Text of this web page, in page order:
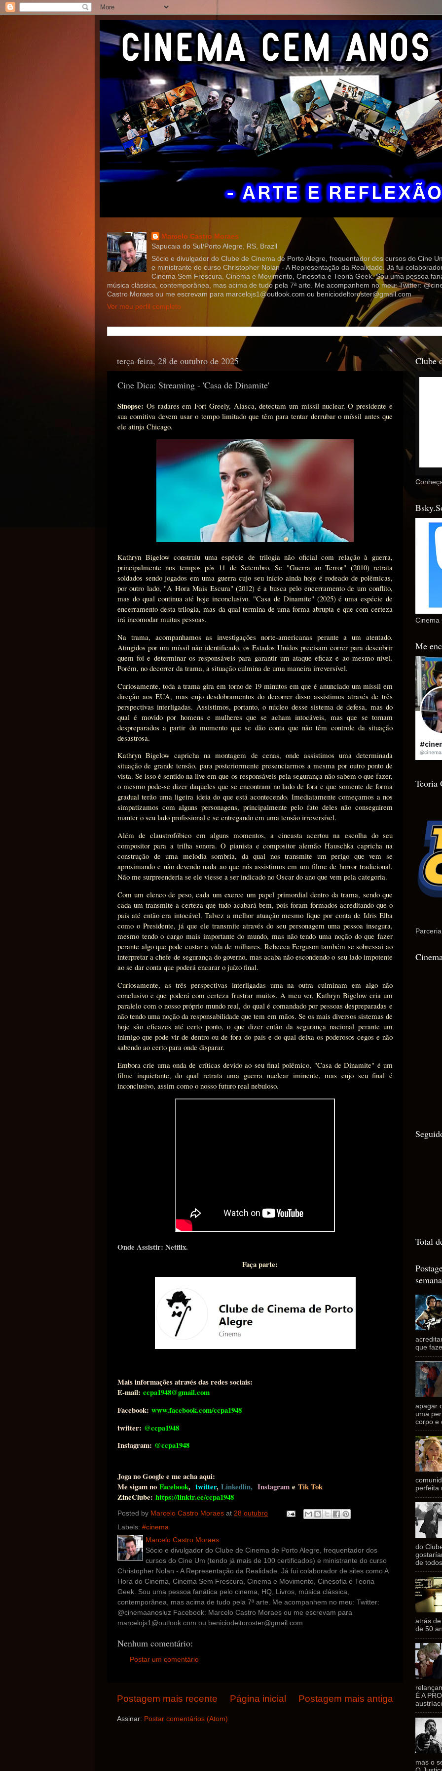
Marcelo Castro Moraes
Sapucaia do Sul/Porto Alegre, RS, Brazil
Sócio e divulgador do Clube de Cinema de Porto Alegre, frequentador dos cursos do Cine
e ministrante do curso Christopher Nolan - A Representação da Realidade. Já fui
Cinema Sem Frescura, Cinema e Movimento, Cinesofia e Teoria Geek. Sou uma pessoa
música clássica, contemporânea, mas acima de tudo pela 7ª arte. Me acompanhem no meu: Twitter:
Castro Moraes ou me escrevam para marcelojs1@outlook.com ou beniciodeltoroster@gmail.com
Ver meu perfil completo
terça-feira, 28 de outubro de 2025
Cine Dica: Streaming - 'Casa de Dinamite'
Sinopse: Os radares em Fort Greely, Alasca, detectam um míssil nuclear. O presidente e
sua comitiva devem usar o tempo limitado que têm para tentar derrubar o míssil antes que
ele atinja Chicago.
Kathryn Bigelow construiu uma espécie de trilogia não oficial com relação à guerra,
principalmente nos tempos pós 11 de Setembro. Se "Guerra ao Terror" (2010) retrata
soldados sendo jogados em uma guerra cujo seu início ainda hoje é rodeado de polêmicas,
por outro lado, "A Hora Mais Escura" (2012) é a busca pelo encerramento de um conflito,
mas do qual continua até hoje inconclusivo. "Casa de Dinamite" (2025) é uma espécie de
encerramento desta trilogia, mas da qual termina de uma forma abrupta e que com certeza
irá incomodar muitas pessoas.
Na trama, acompanhamos as investigações norte-americanas perante a um atentado.
Atingidos por um míssil não identificado, os Estados Unidos precisam correr para descobrir
quem foi e determinar os responsáveis para garantir um ataque eficaz e ao mesmo nível.
Porém, no decorrer da trama, a situação culmina de uma maneira irreversível.
Curiosamente, toda a trama gira em torno de 19 minutos em que é anunciado um míssil em
direção aos EUA, mas cujo desdobramentos do decorrer disso assistimos através de três
perspectivas interligadas. Assistimos, portanto, o núcleo desse sistema de defesa, mas do
qual é movido por homens e mulheres que se acham intocáveis, mas que se tornam
despreparados a partir do momento que se dão conta que não têm controle da situação
desastrosa.
Kathryn Bigelow capricha na montagem de cenas, onde assistimos uma determinada
situação de grande tensão, para posteriormente presenciarmos a mesma por outro ponto de
vista. Se isso é sentido na live em que os responsáveis pela segurança não sabem o que fazer,
o mesmo pode-se dizer daqueles que se encontram no lado de fora e que somente de forma
gradual terão uma ligeira ideia do que está acontecendo. Imediatamente começamos a nos
simpatizamos com alguns personagens, principalmente pelo fato deles não conseguirem
manter o seu lado profissional e se entregando em uma tensão irreversível.
Além de claustrofóbico em alguns momentos, a cineasta acertou na escolha do seu
compositor para a trilha sonora. O pianista e compositor alemão Hauschka capricha na
construção de uma melodia sombria, da qual nos transmite um perigo que vem se
aproximando e não devendo nada ao que nós assistimos em um filme de horror tradicional.
Não me surpreenderia se ele viesse a ser indicado no Oscar do ano que vem pela categoria.
Com um elenco de peso, cada um exerce um papel primordial dentro da trama, sendo que
cada um transmite a certeza que tudo acabará bem, pois foram formados acreditando que o
país até então era intocável. Talvez a melhor atuação mesmo fique por conta de Idris Elba
como o Presidente, já que ele transmite através do seu personagem uma pessoa insegura,
mesmo tendo o cargo mais importante do mundo, mas não tendo uma noção do que fazer
perante algo que pode custar a vida de milhares. Rebecca Ferguson também se sobressai ao
interpretar a chefe de segurança do governo, mas acaba não escondendo o seu lado impotente
ao se dar conta que poderá encarar o juízo final.
Curiosamente, as três perspectivas interligadas uma na outra culminam em algo não
conclusivo e que poderá com certeza frustrar muitos. A meu ver, Kathryn Bigelow cria um
paralelo com o nosso próprio mundo real, do qual é comandado por pessoas despreparadas e
não tendo uma noção da responsabilidade que tem em mãos. Se os mais diversos sistemas de
hoje são eficazes até certo ponto, o que dizer então da segurança nacional perante um
inimigo que pode vir de dentro ou de fora do país e do qual deixa os poderosos cegos e não
sabendo ao certo para onde disparar.
Embora crie uma onda de críticas devido ao seu final polêmico, "Casa de Dinamite" é um
filme inquietante, do qual retrata uma guerra nuclear iminente, mas cujo seu final é
inconclusivo, assim como o nosso futuro real nebuloso.
Onde Assistir: Netflix.
Faça parte:
Mais informações através das redes sociais:
E-mail: ccpa1948@gmail.com
Facebook: www.facebook.com/ccpa1948
twitter: @ccpa1948
Instagram: @ccpa1948
Joga no Google e me acha aqui:
Me sigam no Facebook, twitter, Linkedlin, Instagram e Tik Tok
ZineClube: https://linktr.ee/ccpa1948
Posted by Marcelo Castro Moraes at 28 outubro
Labels: #cinema
Marcelo Castro Moraes
Sócio e divulgador do Clube de Cinema de Porto Alegre, frequentador dos
cursos do Cine Um (tendo já mais de 100 certificados) e ministrante do curso
Christopher Nolan - A Representação da Realidade. Já fui colaborador de sites como A
Hora do Cinema, Cinema Sem Frescura, Cinema e Movimento, Cinesofia e Teoria
Geek. Sou uma pessoa fanática pelo cinema, HQ, Livros, música clássica,
contemporânea, mas acima de tudo pela 7ª arte. Me acompanhem no meu: Twitter:
@cinemaanosluz Facebook: Marcelo Castro Moraes ou me escrevam para
marcelojs1@outlook.com ou beniciodeltoroster@gmail.com
Nenhum comentário:
Postar um comentário
Postagem mais recente Postagem mais antiga
Página inicial
Assinar: Postar comentários (Atom)
Clube
Cinema
Me
Teoria
Total
que
apagar
uma
corpo e
perfeita
do
de
atrás
de 50
É A
mas o